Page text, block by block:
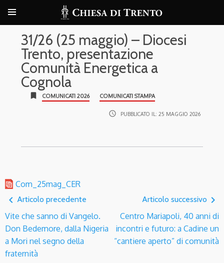
31/26 (25 maggio) – Diocesi
Trento, presentazione
Comunità Energetica a
Cognola
bookmark COMUNICATI 2026 COMUNICATI STAMPA
access_time PUBBLICATO IL: 25 MAGGIO 2026
Com_25mag_CER
navigate_before Articolo precedente
Vite che sanno di Vangelo.
Don Bedemore, dalla Nigeria
a Mori nel segno della
fraternità
Articolo successivo navigate_next
Centro Mariapoli, 40 anni di
incontri e futuro: a Cadine un
“cantiere aperto” di comunità